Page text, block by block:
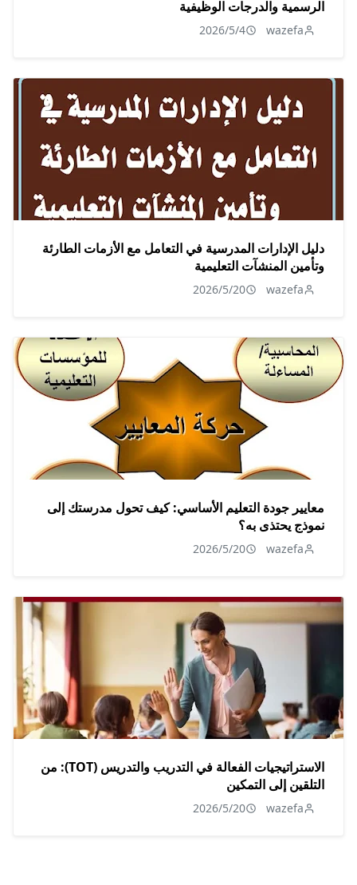
الرسمية والدرجات الوظيفية
wazefa
2026/5/4
دليل الإدارات المدرسية في التعامل مع الأزمات الطارئة
وتأمين المنشآت التعليمية
wazefa
2026/5/20
معايير جودة التعليم الأساسي: كيف تحول مدرستك إلى
نموذج يحتذى به؟
wazefa
2026/5/20
الاستراتيجيات الفعالة في التدريب والتدريس (TOT): من
التلقين إلى التمكين
wazefa
2026/5/20